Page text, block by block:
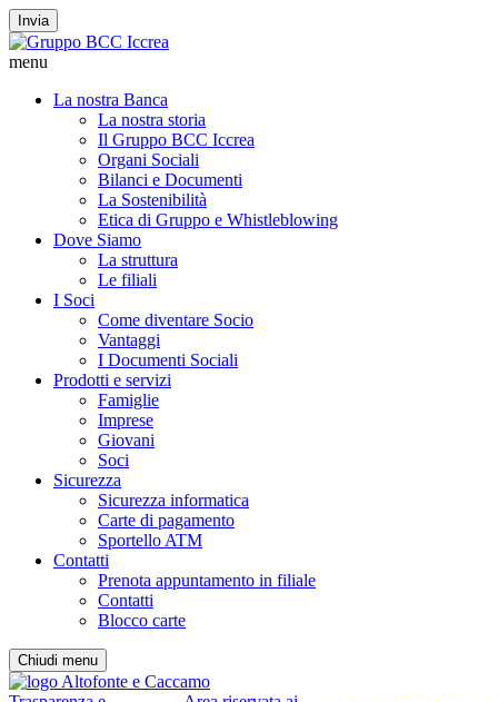
Invia
menu
La nostra Banca
La nostra storia
Il Gruppo BCC Iccrea
Organi Sociali
Bilanci e Documenti
La Sostenibilità
Etica di Gruppo e Whistleblowing
Dove Siamo
La struttura
Le filiali
I Soci
Come diventare Socio
Vantaggi
I Documenti Sociali
Prodotti e servizi
Famiglie
Imprese
Giovani
Soci
Sicurezza
Sicurezza informatica
Carte di pagamento
Sportello ATM
Contatti
Prenota appuntamento in filiale
Contatti
Blocco carte
Chiudi menu